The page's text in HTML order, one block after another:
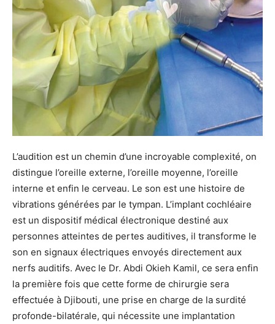
L’audition est un chemin d’une incroyable complexité, on
distingue l’oreille externe, l’oreille moyenne, l’oreille
interne et enfin le cerveau. Le son est une histoire de
vibrations générées par le tympan. L’implant cochléaire
est un dispositif médical électronique destiné aux
personnes atteintes de pertes auditives, il transforme le
son en signaux électriques envoyés directement aux
nerfs auditifs. Avec le Dr. Abdi Okieh Kamil, ce sera enfin
la première fois que cette forme de chirurgie sera
effectuée à Djibouti, une prise en charge de la surdité
profonde-bilatérale, qui nécessite une implantation